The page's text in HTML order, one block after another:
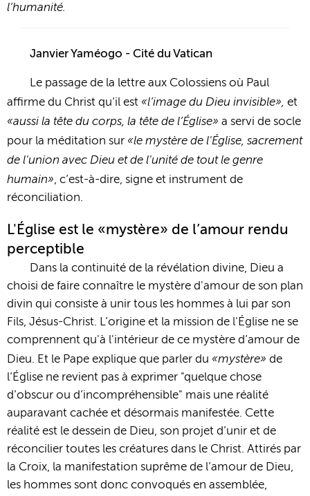
l’humanité.
Janvier Yaméogo - Cité du Vatican
Le passage de la lettre aux Colossiens où Paul
affirme du Christ qu’il est «l’image du Dieu invisible», et
«aussi la tête du corps, la tête de l’Église» a servi de socle
pour la méditation sur «le mystère de l'Église, sacrement
de l'union avec Dieu et de l'unité de tout le genre
humain», c’est-à-dire, signe et instrument de
réconciliation.
L'Église est le «mystère» de l’amour rendu
perceptible
Dans la continuité de la révélation divine, Dieu a
choisi de faire connaître le mystère d'amour de son plan
divin qui consiste à unir tous les hommes à lui par son
Fils, Jésus-Christ. L’origine et la mission de l'Église ne se
comprennent qu'à l'intérieur de ce mystère d’amour de
Dieu. Et le Pape explique que parler du «mystère» de
l’Église ne revient pas à exprimer "quelque chose
d’obscur ou d’incompréhensible" mais une réalité
auparavant cachée et désormais manifestée. Cette
réalité est le dessein de Dieu, son projet d’unir et de
réconcilier toutes les créatures dans le Christ. Attirés par
la Croix, la manifestation suprême de l’amour de Dieu,
les hommes sont donc convoqués en assemblée,